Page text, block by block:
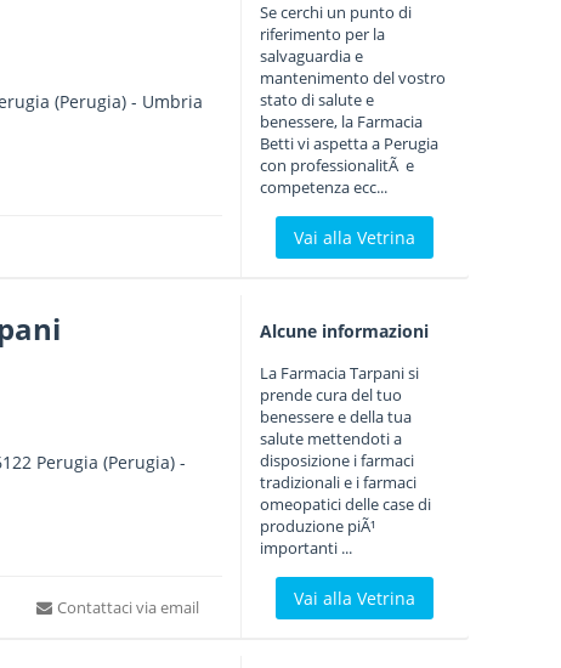
(Perugia) - Umbria
Se cerchi un punto di
riferimento per la
salvaguardia e
mantenimento del vostro
stato di salute e
benessere, la Farmacia
Betti vi aspetta a Perugia
con professionalitÃ e
competenza ecc...
Vai alla Vetrina
Perugia (Perugia) -
Contattaci via email
Alcune informazioni
La Farmacia Tarpani si
prende cura del tuo
benessere e della tua
salute mettendoti a
disposizione i farmaci
tradizionali e i farmaci
omeopatici delle case di
produzione piÃ¹
importanti ...
Vai alla Vetrina